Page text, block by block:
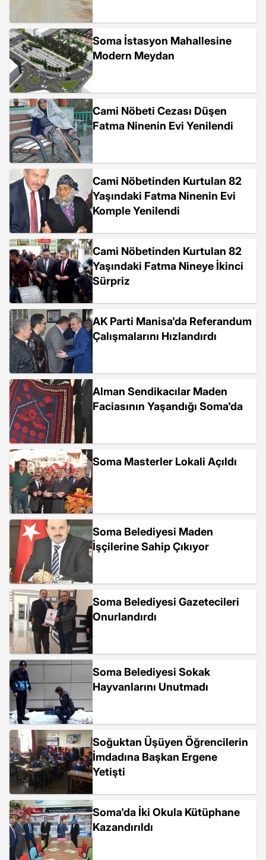
Soma İstasyon Mahallesine
Modern Meydan
Cami Nöbeti Cezası Düşen
Fatma Ninenin Evi Yenilendi
Cami Nöbetinden Kurtulan 82
Yaşındaki Fatma Ninenin Evi
Komple Yenilendi
Cami Nöbetinden Kurtulan 82
Yaşındaki Fatma Nineye İkinci
Sürpriz
AK Parti Manisa'da Referandum
Çalışmalarını Hızlandırdı
Alman Sendikacılar Maden
Faciasının Yaşandığı Soma'da
Soma Masterler Lokali Açıldı
Soma Belediyesi Maden
İşçilerine Sahip Çıkıyor
Soma Belediyesi Gazetecileri
Onurlandırdı
Soma Belediyesi Sokak
Hayvanlarını Unutmadı
Soğuktan Üşüyen Öğrencilerin
İmdadına Başkan Ergene
Yetişti
Soma'da İki Okula Kütüphane
Kazandırıldı